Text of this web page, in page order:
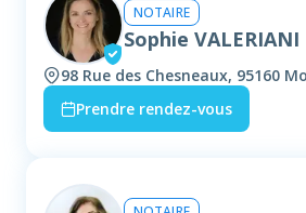
NOTAIRE
Sophie VALERIANI
98 Rue des Chesneaux, 95160
Prendre rendez-vous